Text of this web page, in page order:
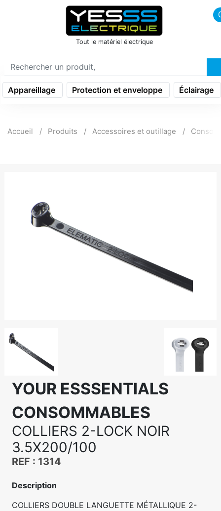
icon menu burger
Tout le matériel électrique
Appareillage Protection et enveloppe Éclairage
Accueil Produits Accessoires et outillage
YOUR ESSSENTIALS
CONSOMMABLES
COLLIERS 2-LOCK NOIR
3.5X200/100
REF : 1314
Description
COLLIERS DOUBLE LANGUETTE MÉTALLIQUE 2-